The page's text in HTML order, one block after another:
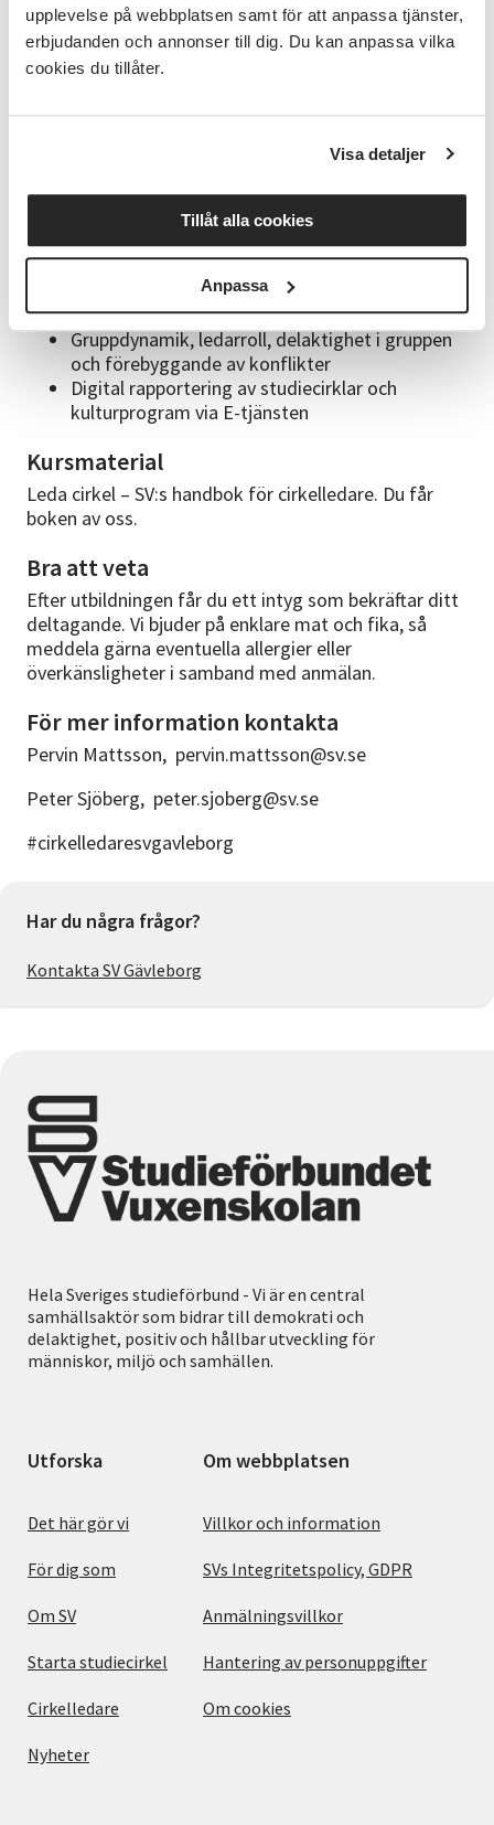
upplevelse på webbplatsen samt för att anpassa tjänster,
erbjudanden och annonser till dig. Du kan anpassa vilka
cookies du tillåter.
Visa detaljer
Tillåt alla cookies
Anpassa
Förkunskaper:
Inga förkunskaper krävs, men du ska helst ha
genomgått en introduktion tillsammans med den
studiecirklar.
Folkbildning och folkbildningens historia samt
vårt folkbildningsuppdrag
SVs värdegrund, vision och verksamhet
Cirkelns pedagogik, planering och upplägg samt
digitala studiecirklar
Gruppdynamik, ledarroll, delaktighet i gruppen
och förebyggande av konflikter
Digital rapportering av studiecirklar och
kulturprogram via E-tjänsten
Kursmaterial
Leda cirkel – SV:s handbok för cirkelledare. Du får
boken av oss.
Bra att veta
Efter utbildningen får du ett intyg som bekräftar ditt
deltagande. Vi bjuder på enklare mat och fika, så
meddela gärna eventuella allergier eller
överkänsligheter i samband med anmälan.
För mer information kontakta
Pervin Mattsson, pervin.mattsson@sv.se
Peter Sjöberg, peter.sjoberg@sv.se
#cirkelledaresvgavleborg
Har du några frågor?
Kontakta SV Gävleborg
Hela Sveriges studieförbund - Vi är en central
samhällsaktör som bidrar till demokrati och
delaktighet, positiv och hållbar utveckling för
människor, miljö och samhällen.
Utforska
Det här gör vi
För dig som
Om SV
Starta studiecirkel
Cirkelledare
Nyheter
Om webbplatsen
Villkor och information
SVs Integritetspolicy, GDPR
Anmälningsvillkor
Hantering av personuppgifter
Om cookies